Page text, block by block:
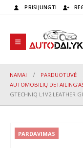
PRISIJUNGTI
NAMAI
PARDUOTUVĖ
AUTOMOBILIŲ
GTECHNIQ L1V2 LEATHER
PARDAVIMAS